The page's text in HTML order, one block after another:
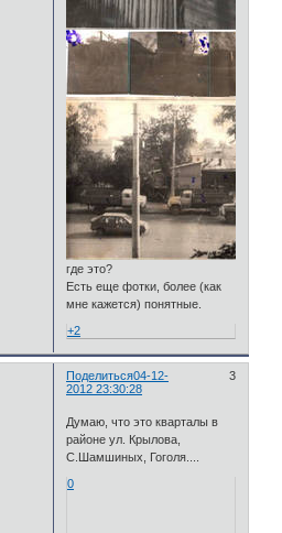
где это?
Есть еще фотки, более (как
мне кажется) понятные.
+2
Поделиться 3
04-12-
2012 23:30:28
Думаю, что это кварталы в
районе ул. Крылова,
С.Шамшиных, Гоголя....
0